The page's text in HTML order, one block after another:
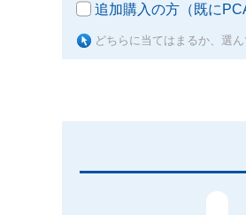
追加購入の方（既に
どちらに当てはまるか、選